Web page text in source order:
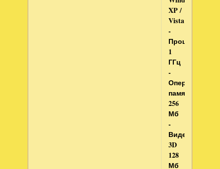
XP /
Vista
-
Процессор:
1
ГГц
-
Оперативная
память:
256
Мб
-
Видеокарта:
3D
128
Мб